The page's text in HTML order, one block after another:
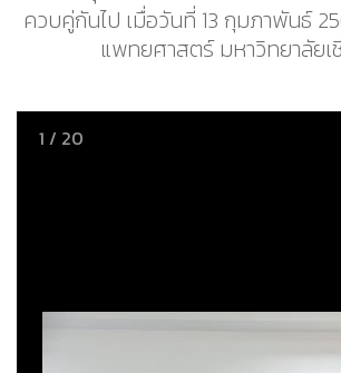
ควบคู่กันไป เมื่อวันที่ 13 กุมภาพันธ์
แพทยศาสตร์ มหาวิทยาลัยเ
1 / 20